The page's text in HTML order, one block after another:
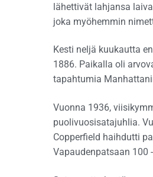
lähettivät lahjansa
joka myöhemmin
Kesti neljä kuukautta
1886. Paikalla oli
tapahtumia
Vuonna 1936,
puolivuosisatajuhlia.
Copperfield haihdutti
Vapaudenpatsaan 100